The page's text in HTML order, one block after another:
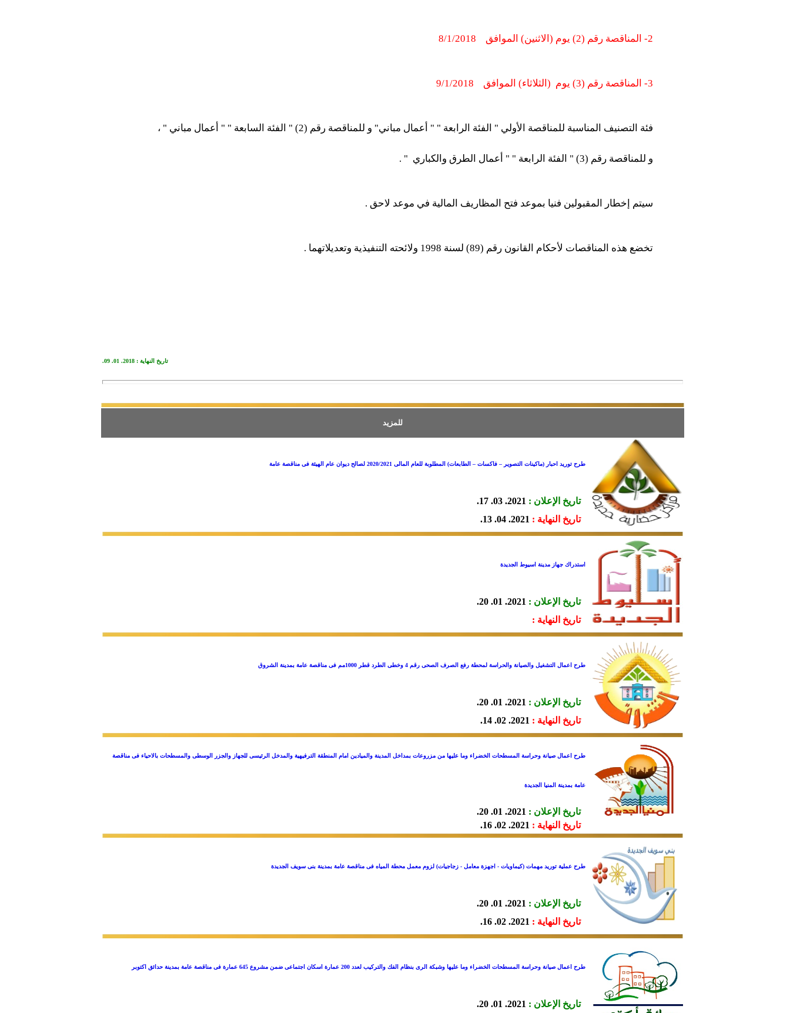
2- المناقصة رقم (2) يوم (الاثنين) الموافق 8/1/2018
3- المناقصة رقم (3) يوم (الثلاثاء) الموافق 9/1/2018
فئة التصنيف المناسبة للمناقصة الأولي " الفئة الرابعة " " أعمال مباني" و للمناقصة رقم (2) " الفئة السابعة " " أعمال مباني " ،
و للمناقصة رقم (3) " الفئة الرابعة " " أعمال الطرق والكباري " .
سيتم إخطار المقبولين فنيا بموعد فتح المظاريف المالية في موعد لاحق .
تخضع هذه المناقصات لأحكام القانون رقم (89) لسنة 1998 ولائحته التنفيذية وتعديلاتهما .
تاريخ النهاية : 2018. 01. 09.
للمزيد
طرح توريد احبار (ماكينات التصوير – فاكسات – الطابعات) المطلوبة للعام المالى 2020/2021 لصالح ديوان عام الهيئة فى مناقصة عامة
تاريخ الإعلان : 2021. 03. 17.
تاريخ النهاية : 2021. 04. 13.
استدراك جهاز مدينة اسيوط الجديدة
تاريخ الإعلان : 2021. 01. 20.
تاريخ النهاية :
طرح اعمال التشغيل والصيانة والحراسة لمحطة رفع الصرف الصحى رقم 4 وخطى الطرد قطر 1000مم فى مناقصة عامة بمدينة الشروق
تاريخ الإعلان : 2021. 01. 20.
تاريخ النهاية : 2021. 02. 14.
طرح اعمال صيانة وحراسة المسطحات الخضراء وما عليها من مزروعات بمداخل المدينة والميادين امام المنطقة الترفيهية والمدخل الرئيسى للجهاز والجزر الوسطى والمسطحات بالاحياء فى مناقصة
عامة بمدينة المنيا الجديدة
تاريخ الإعلان : 2021. 01. 20.
تاريخ النهاية : 2021. 02. 16.
طرح عملية توريد مهمات (كيماويات - اجهزة معامل - زجاجيات) لزوم معمل محطة المياه فى مناقصة عامة بمدينة بنى سويف الجديدة
تاريخ الإعلان : 2021. 01. 20.
تاريخ النهاية : 2021. 02. 16.
طرح اعمال صيانة وحراسة المسطحات الخضراء وما عليها وشبكة الرى بنظام الفك والتركيب لعدد 200 عمارة اسكان اجتماعى ضمن مشروع 645 عمارة فى مناقصة عامة بمدينة حدائق اكتوبر
تاريخ الإعلان : 2021. 01. 20.